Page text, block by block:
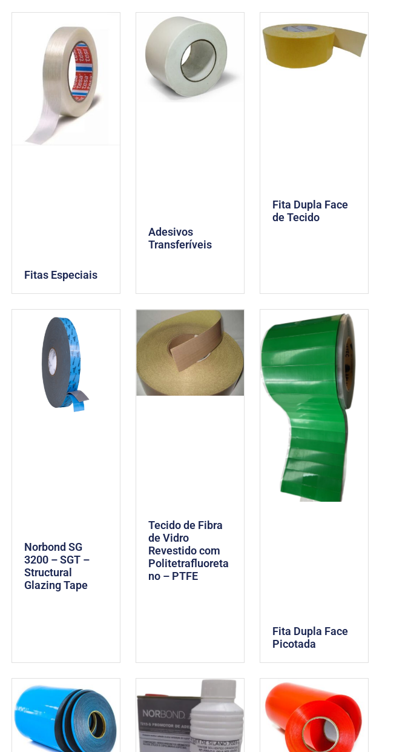
Fitas Especiais
Adesivos
Transferíveis
Fita Dupla Face
de Tecido
Norbond SG
3200 – SGT –
Structural
Glazing Tape
Tecido de Fibra
de Vidro
Revestido com
Politetrafluoreta
no – PTFE
Fita Dupla Face
Picotada